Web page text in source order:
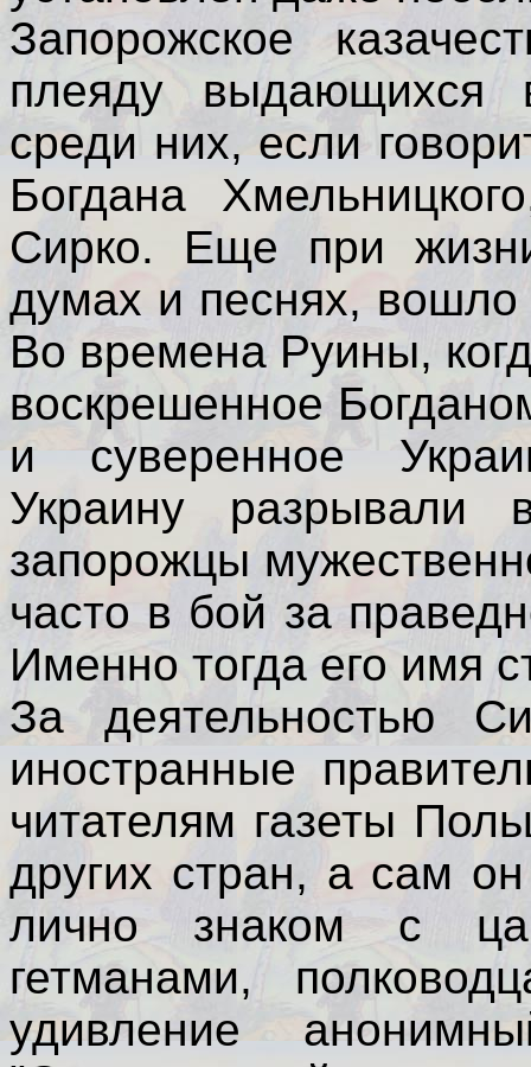
Запорожское
плеяду выдающихся
среди них, если
Богдана
Сирко. Еще при
думах и песнях,
Во времена Руины,
воскрешенное
и суверенное
Украину разрывали
запорожцы
часто в бой за
Именно тогда его имя
За деятельностью
иностранные
читателям газеты
других стран, а сам
лично знаком с
гетманами,
удивление